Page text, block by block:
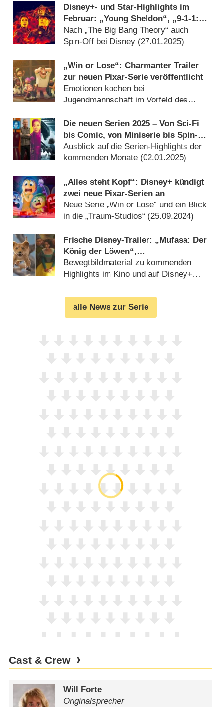
Disney+- und Star-Highlights im
Februar: „Young Sheldon“, „9-1-1:
Lone Star“ und „Win or Lose“
Nach „The Big Bang Theory“ auch
Spin-Off bei Disney (27.01.2025)
„Win or Lose“: Charmanter Trailer
zur neuen Pixar-Serie veröffentlicht
Emotionen kochen bei
Jugendmannschaft im Vorfeld des
Die neuen Serien 2025 – Von Sci-Fi
bis Comic, von Miniserie bis Spin-
Off
Ausblick auf die Serien-Highlights der
kommenden Monate (02.01.2025)
„Alles steht Kopf“: Disney+ kündigt
zwei neue Pixar-Serien an
Neue Serie „Win or Lose“ und ein Blick
in die „Traum-Studios“ (25.09.2024)
Frische Disney-Trailer: „Mufasa: Der
König der Löwen“,
„Schneewittchen“, „Vaiana 2“,
„Percy Jackson“ und mehr
Bewegtbildmaterial zu kommenden
Highlights im Kino und auf Disney+
alle News zur Serie
Cast & Crew
Will Forte
Originalsprecher